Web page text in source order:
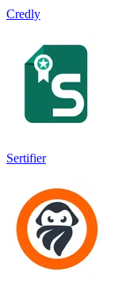
Credly
Sertifier